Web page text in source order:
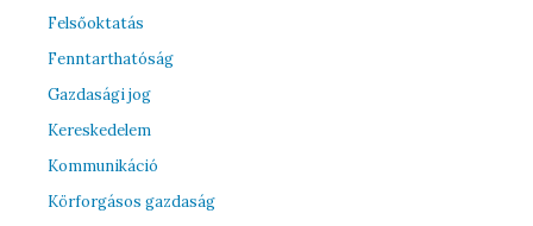
Felsőoktatás
Fenntarthatóság
Gazdasági jog
Kereskedelem
Kommunikáció
Körforgásos gazdaság